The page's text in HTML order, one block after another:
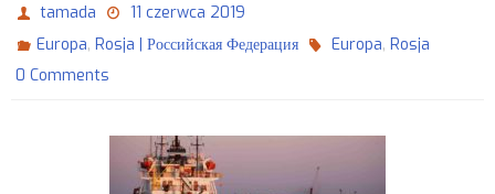
tamada
11 czerwca 2019
Europa,Rosja | Российская Федерация Europa, Rosja
0 Comments